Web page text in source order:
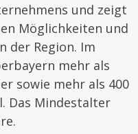
und zeigt
Möglichkeiten und
der Region. Im
mehr als
sowie mehr als 400
Das Mindestalter